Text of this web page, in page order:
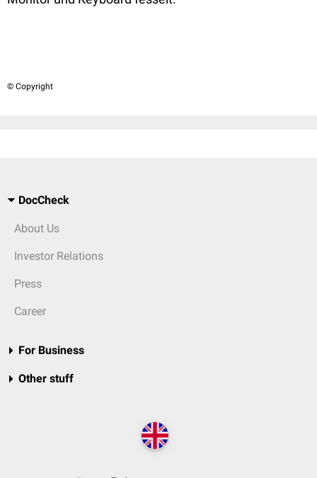
© Copyright
DocCheck
About Us
Investor Relations
Press
Career
For Business
Other stuff